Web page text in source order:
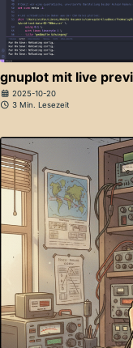
gnuplot mit live
2025-10-20
3 Min. Lesezeit